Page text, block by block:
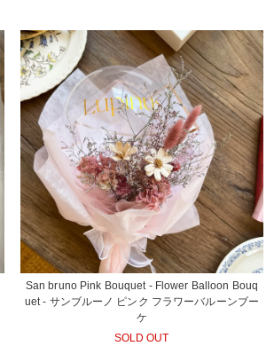
San bruno Pink Bouquet - Flower Balloon Bouq
uet - サンブルーノ ピンク フラワーバルーンブー
ケ
SOLD OUT